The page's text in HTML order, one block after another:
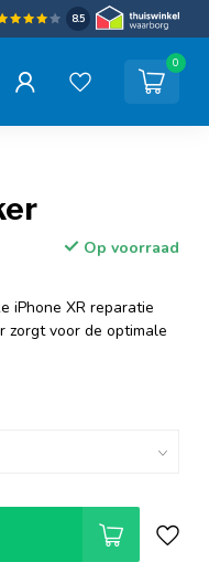
8.5
0
Op voorraad
iPhone XR reparatie
zorgt voor de optimale